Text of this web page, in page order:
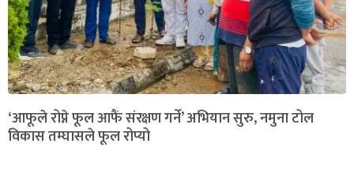
‘आफूले रोप्ने फूल आफैं संरक्षण गर्ने’ अभियान सुरु, नमुना टोल
विकास तम्घासले फूल रोप्यो